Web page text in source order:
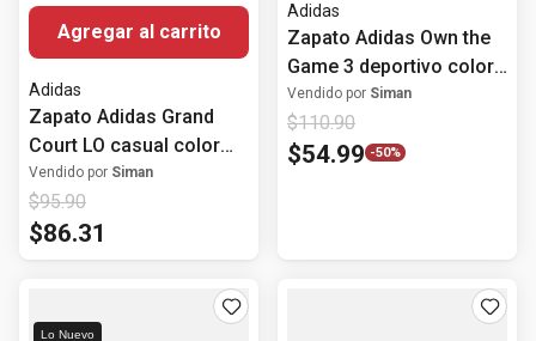
Agregar al carrito
Adidas
Zapato Adidas Grand
Court LO casual color
beige para mujer
Vendido por Siman
$95.90
$86.31
Adidas
Zapato Adidas Own the
Game 3 deportivo color
negro para hombre
Vendido por Siman
$110.90
$54.99 -50%
Lo Nuevo